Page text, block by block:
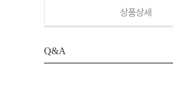
상품상세
Q&A